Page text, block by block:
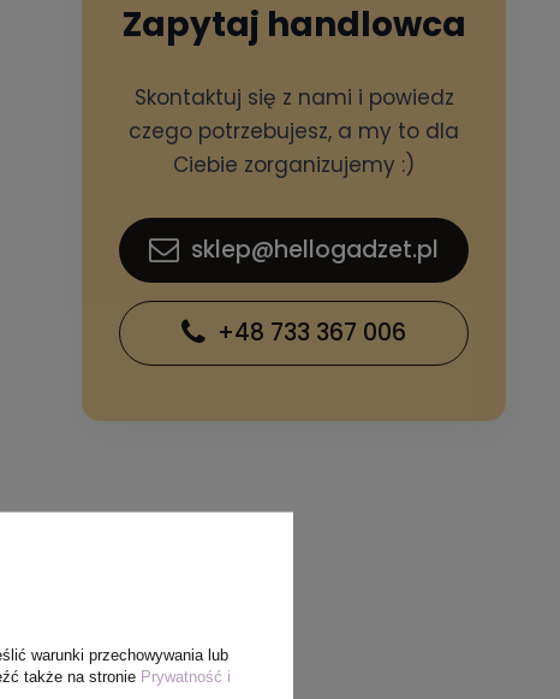
Zapytaj handlowca
Skontaktuj się z nami i powiedz
czego potrzebujesz, a my to dla
Ciebie zorganizujemy :)
sklep@hellogadzet.pl
+48 733 367 006
warunki przechowywania lub
także na stronie Prywatność i